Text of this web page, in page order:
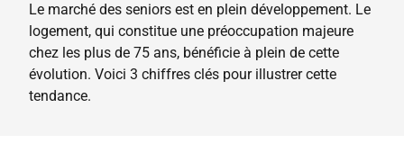
Le marché des seniors est en plein développement. Le
logement, qui constitue une préoccupation majeure
chez les plus de 75 ans, bénéficie à plein de cette
évolution. Voici 3 chiffres clés pour illustrer cette
tendance.